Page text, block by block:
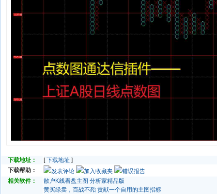
下载地址： [下载地址 ]
下载帮助：
发表评论 加入收藏夹
错误报告
相关软件：
散户K线看盘主图 分析家精品版
黄买绿卖，百战不殆 贡献一个自用的主图指标